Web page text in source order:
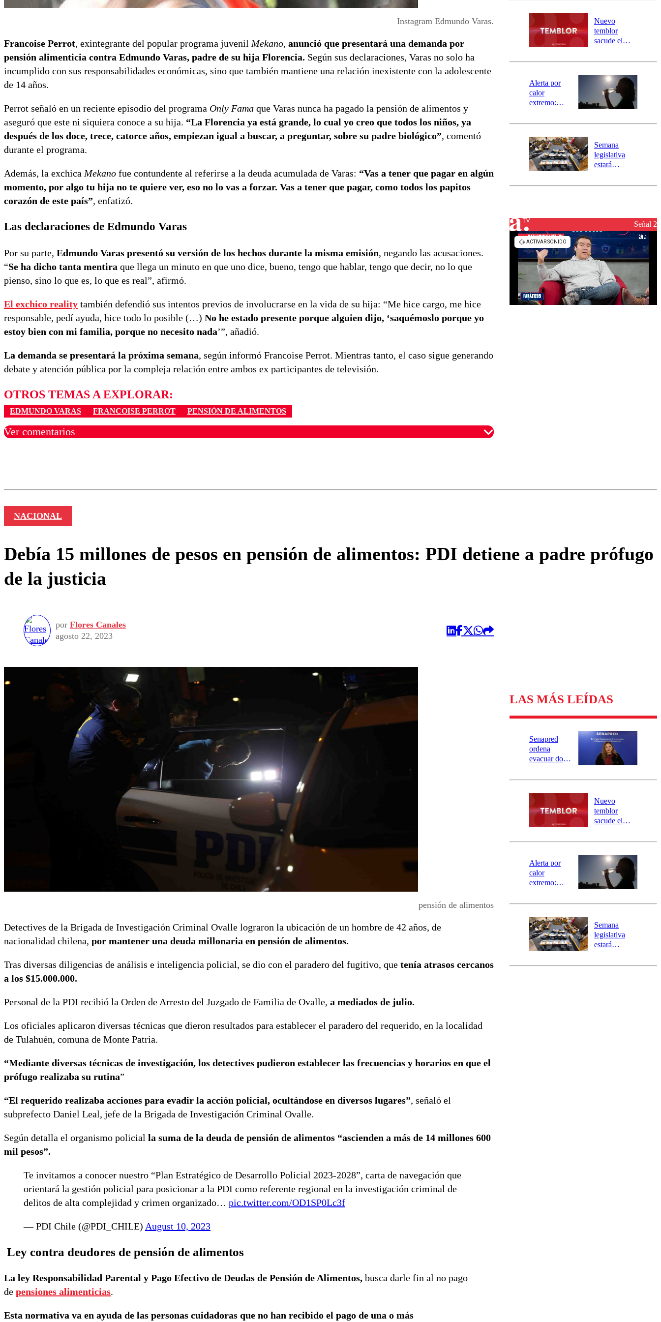
Instagram Edmundo Varas.
Francoise Perrot, exintegrante del popular programa juvenilMekano, anunció que presentará una demanda por
pensión alimenticia contra Edmundo Varas, padre de su hija Florencia. Según sus declaraciones, Varas no solo ha
incumplido con sus responsabilidades económicas, sino que también mantiene una relación inexistente con la adolescente
de 14 años.
Perrot señaló en un reciente episodio del programa Only Fama que Varas nunca ha pagado la pensión de alimentos y
aseguró que este ni siquiera conoce a su hija. “La Florencia ya está grande, lo cual yo creo que todos los niños, ya
después de los doce, trece, catorce años, empiezan igual a buscar, a preguntar, sobre su padre biológico”, comentó
durante el programa.
Además, la exchicaMekano fue contundente al referirse a la deuda acumulada de Varas: “Vas a tener que pagar en algún
momento, por algo tu hija no te quiere ver, eso no lo vas a forzar. Vas a tener que pagar, como todos los papitos
corazón de este país”, enfatizó.
Las declaraciones de Edmundo Varas
Por su parte, Edmundo Varas presentó su versión de los hechos durante la misma emisión, negando las acusaciones.
“Se ha dicho tanta mentira que llega un minuto en que uno dice, bueno, tengo que hablar, tengo que decir, no lo que
pienso, sino lo que es, lo que es real”, afirmó.
El exchico reality también defendió sus intentos previos de involucrarse en la vida de su hija: “Me hice cargo, me hice
responsable, pedí ayuda, hice todo lo posible (…) No he estado presente porque alguien dijo, ‘saquémoslo porque yo
estoy bien con mi familia, porque no necesito nada’”, añadió.
La demanda se presentará la próxima semana, según informó Francoise Perrot. Mientras tanto, el caso sigue generando
debate y atención pública por la compleja relación entre ambos ex participantes de televisión.
OTROS TEMAS A EXPLORAR:
EDMUNDO VARAS FRANCOISE PERROT PENSIÓN DE ALIMENTOS
Ver comentarios
río Damas:
activa
mensajería
SAE
Nuevo
temblor
sacude el
revisa la
epicentro
Alerta por
calor
extremo:
activa Alerta
Preventiva en
tres comunas
Semana
legislativa
estará
el fin de la
reconstrucciónSeñal 2
NACIONAL
Debía 15 millones de pesos en pensión de alimentos: PDI detiene a padre prófugo
de la justicia
por Flores Canales
agosto 22, 2023
pensión de alimentos
Detectives de la Brigada de Investigación Criminal Ovalle lograron la ubicación de un hombre de 42 años, de
nacionalidad chilena, por mantener una deuda millonaria en pensión de alimentos.
Tras diversas diligencias de análisis e inteligencia policial, se dio con el paradero del fugitivo, que tenía atrasos cercanos
a los $15.000.000.
Personal de la PDI recibió la Orden de Arresto del Juzgado de Familia de Ovalle, a mediados de julio.
Los oficiales aplicaron diversas técnicas que dieron resultados para establecer el paradero del requerido, en la localidad
de Tulahuén, comuna de Monte Patria.
“Mediante diversas técnicas de investigación, los detectives pudieron establecer las frecuencias y horarios en que el
prófugo realizaba su rutina”
“El requerido realizaba acciones para evadir la acción policial, ocultándose en diversos lugares”, señaló el
subprefecto Daniel Leal, jefe de la Brigada de Investigación Criminal Ovalle.
Según detalla el organismo policial la suma de la deuda de pensión de alimentos “ascienden a más de 14 millones 600
mil pesos”.
Te invitamos a conocer nuestro “Plan Estratégico de Desarrollo Policial 2023-2028”, carta de navegación que
orientará la gestión policial para posicionar a la PDI como referente regional en la investigación criminal de
delitos de alta complejidad y crimen organizado… pic.twitter.com/OD1SP0Lc3f
— PDI Chile (@PDI_CHILE) August 10, 2023
Ley contra deudores de pensión de alimentos
La ley Responsabilidad Parental y Pago Efectivo de Deudas de Pensión de Alimentos, busca darle fin al no pago
de pensiones alimenticias.
Esta normativa va en ayuda de las personas cuidadoras que no han recibido el pago de una o más
LAS MÁS LEÍDAS
Senapred
ordena
evacuar dos
Carahue por
río Damas:
activa
mensajería
SAE
Nuevo
temblor
sacude el
revisa la
epicentro
Alerta por
calor
extremo:
activa Alerta
Preventiva en
tres comunas
Semana
legislativa
estará
el fin de la